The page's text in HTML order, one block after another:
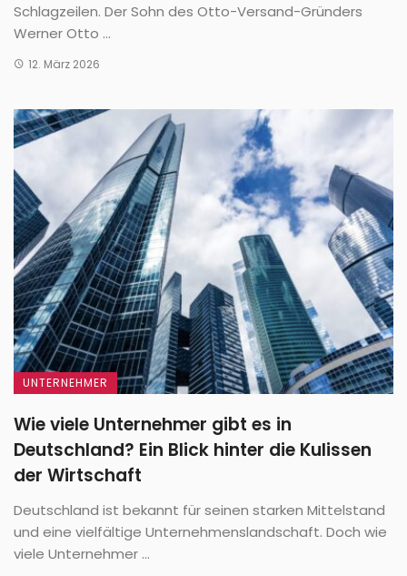
Schlagzeilen. Der Sohn des Otto-Versand-Gründers
Werner Otto ...
12. März 2026
UNTERNEHMER
Wie viele Unternehmer gibt es in
Deutschland? Ein Blick hinter die Kulissen
der Wirtschaft
Deutschland ist bekannt für seinen starken Mittelstand
und eine vielfältige Unternehmenslandschaft. Doch wie
viele Unternehmer ...